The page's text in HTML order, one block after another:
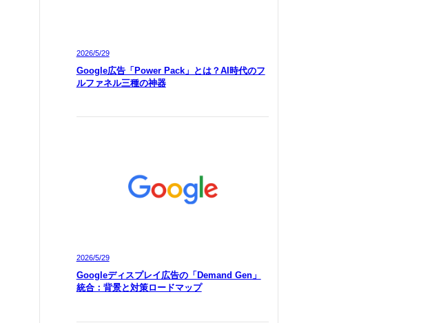
2026/5/29
Google広告「Power Pack」とは？AI時代のフ
ルファネル三種の神器
2026/5/29
Googleディスプレイ広告の「Demand Gen」
統合：背景と対策ロードマップ